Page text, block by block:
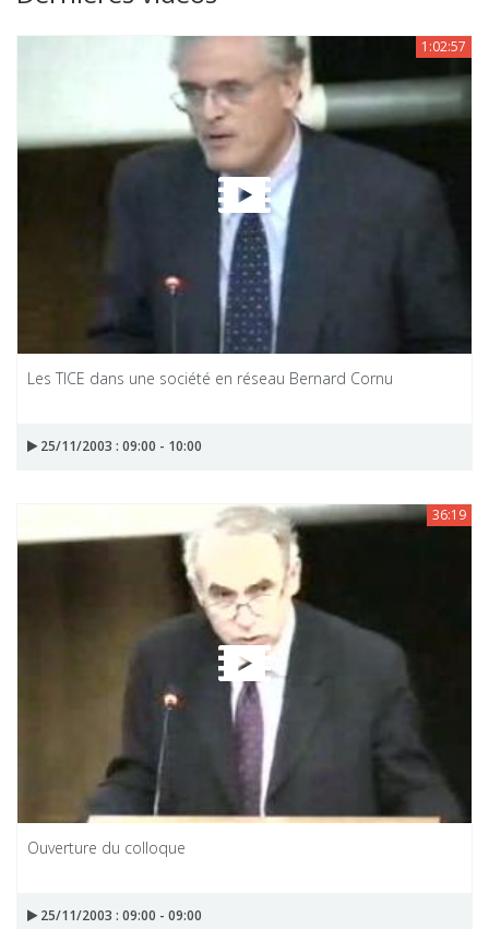
1:02:57
Les TICE dans une société en réseau Bernard Cornu
25/11/2003 : 09:00 - 10:00
36:19
Ouverture du colloque
25/11/2003 : 09:00 - 09:00